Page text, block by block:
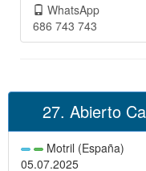
WhatsApp
686 743 743
27. Abierto
Motril (España)
05.07.2025